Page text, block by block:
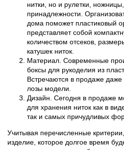
нитки, но и рулетки,
принадлежности.
дома поможет пластиковый
представляет собой
количеством отсеков,
катушек ниток.
Материал. Современные
боксы для рукоделия из
Встречаются в продаже
лозы модели.
Дизайн. Сегодня в продаже
для хранения ниток как в
так и самых причудливых
Учитывая перечисленные
изделие, которое долгое время